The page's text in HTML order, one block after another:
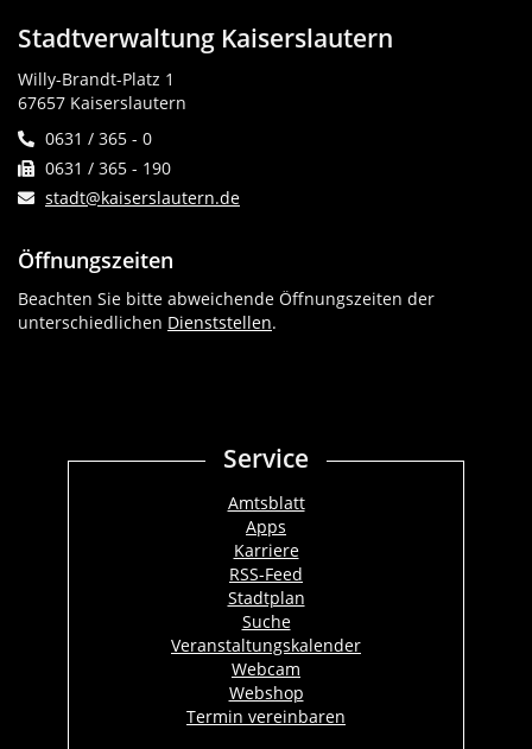
Stadtverwaltung Kaiserslautern
Willy-Brandt-Platz 1
67657 Kaiserslautern
0631 / 365 - 0
0631 / 365 - 190
stadt@kaiserslautern.de
Öffnungszeiten
Beachten Sie bitte abweichende Öffnungszeiten der
unterschiedlichen Dienststellen.
Service
Amtsblatt
Apps
Karriere
RSS-Feed
Stadtplan
Suche
Veranstaltungskalender
Webcam
Webshop
Termin vereinbaren